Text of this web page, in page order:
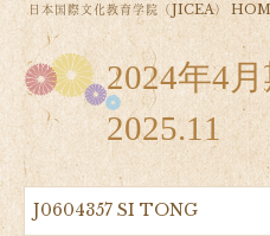
日本国際文化教育学院（JICEA）
2024年4
2025.11
J0604357 SI TONG